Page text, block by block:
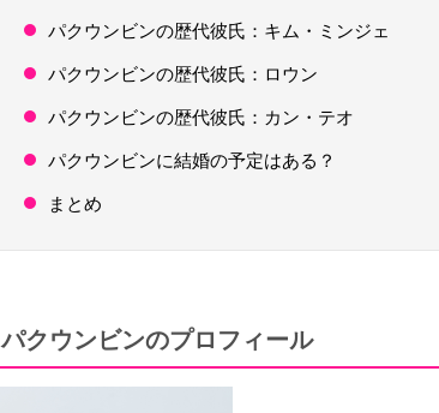
パクウンビンの歴代彼氏：キム・ミンジェ
パクウンビンの歴代彼氏：ロウン
パクウンビンの歴代彼氏：カン・テオ
パクウンビンに結婚の予定はある？
まとめ
パクウンビンのプロフィール